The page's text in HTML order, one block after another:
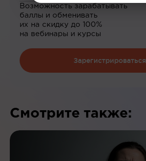
Возможность зарабатывать
баллы и обменивать
их на скидку до 100%
на вебинары и курсы
Зарегистрироваться
Смотрите также: